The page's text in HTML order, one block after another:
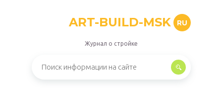
ART-BUILD-MSK RU
Журнал о стройке